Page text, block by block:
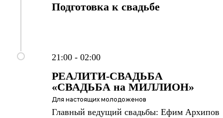
Подготовка к свадьбе
21:00 - 02:00
РЕАЛИТИ-СВАДЬБА
«СВАДЬБА на МИЛЛИОН»
Для настоящих молодоженов
Главный ведущий свадьбы: Ефим Архипов